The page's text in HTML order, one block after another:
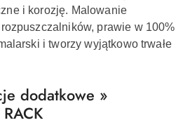
i korozję. Malowanie
prawie w 100%
i tworzy wyjątkowo trwałe
dodatkowe »